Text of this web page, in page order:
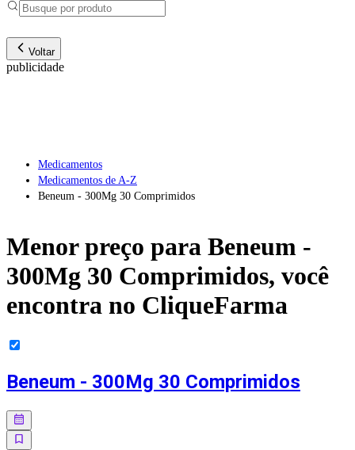
Voltar
publicidade
Medicamentos
Medicamentos de A-Z
Beneum - 300Mg 30 Comprimidos
Menor preço para Beneum -
300Mg 30 Comprimidos, você
encontra no CliqueFarma
Beneum - 300Mg 30 Comprimidos